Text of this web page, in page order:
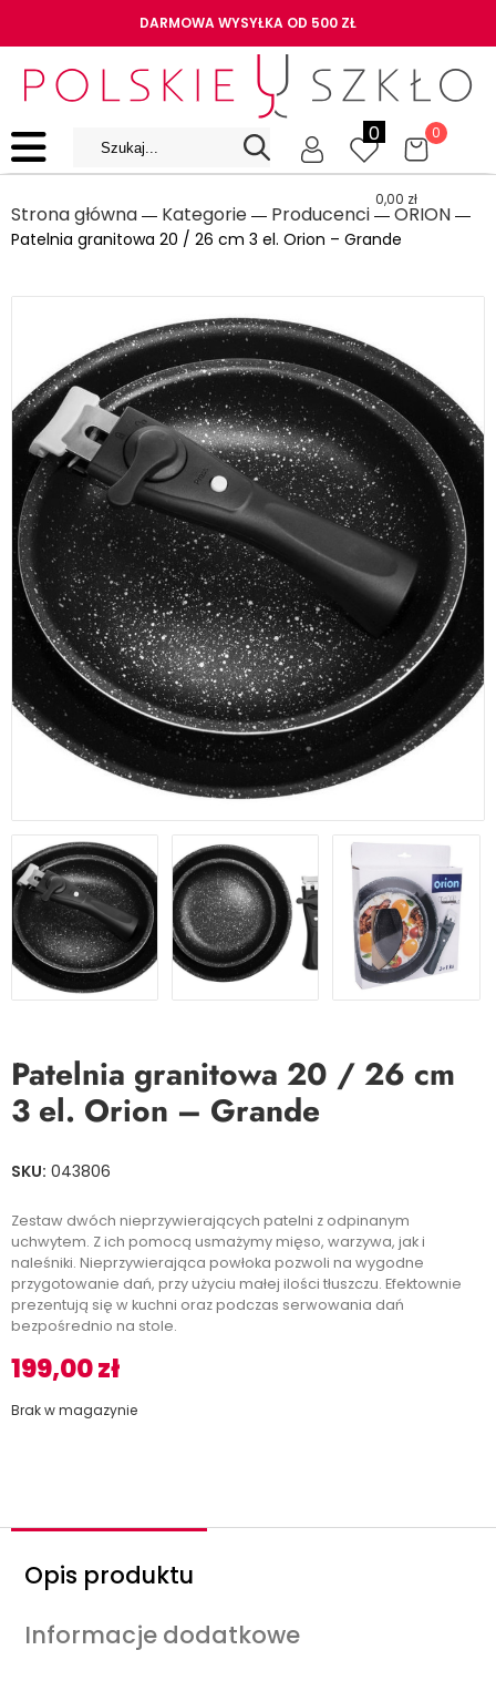
DARMOWA WYSYŁKA OD 500 ZŁ
0 0
0,00 zł
Strona główna ― Kategorie ― Producenci ― ORION ―
Patelnia granitowa 20 / 26 cm 3 el. Orion – Grande
Patelnia granitowa 20 / 26 cm
3 el. Orion – Grande
SKU: 043806
Zestaw dwóch nieprzywierających patelni z odpinanym
uchwytem. Z ich pomocą usmażymy mięso, warzywa, jak i
naleśniki. Nieprzywierająca powłoka pozwoli na wygodne
przygotowanie dań, przy użyciu małej ilości tłuszczu. Efektownie
prezentują się w kuchni oraz podczas serwowania dań
bezpośrednio na stole.
199,00zł
Brak w magazynie
Opis produktu
Informacje dodatkowe